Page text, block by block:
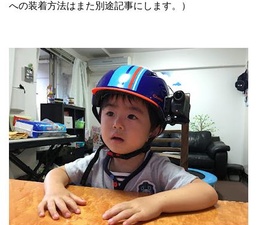
への装着方法はまた別途記事にします。）